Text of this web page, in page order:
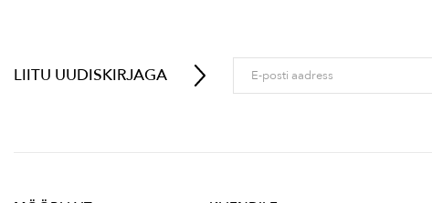
LIITU UUDISKIRJAGA